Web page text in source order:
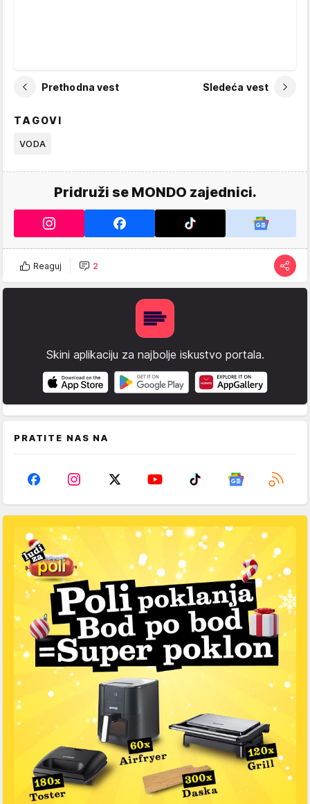
Prethodna vest Sledeća vest
TAGOVI
VODA
Pridruži se MONDO zajednici.
Reaguj 2
Skini aplikaciju za najbolje iskustvo portala.
PRATITE NAS NA